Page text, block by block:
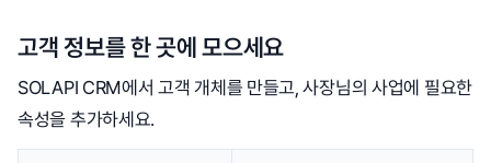
고객 정보를 한 곳에 모으세요
SOLAPI CRM에서 고객 개체를 만들고, 사장님의 사업에 필요한
속성을 추가하세요.